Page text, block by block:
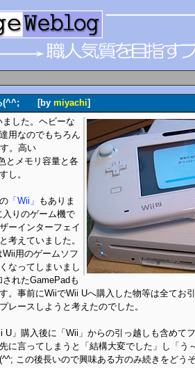
る(^^; [by miyachi]
ました。ヘビーな
用なのでもちろん
。高い
とメモリ容量と各
し。
「Wii」 もありま
りのゲーム機で
ーインターフェイ
考えていました。
用のゲームソフ
なってしまいまし
れたGamePadも
。事前にWiiでWii Uへ購入した物等は全てお
レースしようと考えたのでした。
U」購入後に「Wii」からの引っ越しも含めて
に言ってしまうと「結構大変でした」し「う
この後長いので興味ある方のみ続きをどう